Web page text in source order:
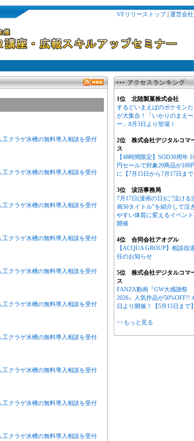
VFリリーストップ| 運営会社
工クラゲ水槽の無料導入相談を受付
工クラゲ水槽の無料導入相談を受付
工クラゲ水槽の無料導入相談を受付
工クラゲ水槽の無料導入相談を受付
工クラゲ水槽の無料導入相談を受付
工クラゲ水槽の無料導入相談を受付
工クラゲ水槽の無料導入相談を受付
工クラゲ水槽の無料導入相談を受付
工クラゲ水槽の無料導入相談を受付
工クラゲ水槽の無料導入相談を受付
1位 北陸製菓株式会社
するどいまえばのポケモン
が大集合！「いかりのまえ
ー」8月3日より登場！
2位 株式会社デジタルコマ
ス
【48時間限定】SOD30周年
円セールで対象20商品が100
に【7月15日から7月17日まで
3位 涙活事務局
7月17日(漫画の日)に“泣ける
画50タイトル”を紹介して泣
やすい体質に変えるイベン
開催
4位 合同会社アオグル
【ACQUA GROUP】相談役
任のお知らせ
5位 株式会社デジタルコマ
ス
FANZA動画『GW大感謝祭
2026』人気作品が50%OFF!!
日より開催！【5月15日まで】
>>もっと見る